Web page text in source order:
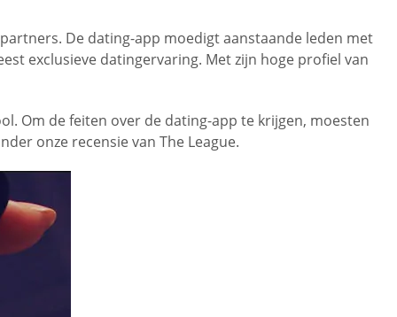
De dating-app moedigt aanstaande leden met
exclusieve datingervaring. Met zijn hoge profiel van
Om de feiten over de dating-app te krijgen, moesten
onze recensie van The League.